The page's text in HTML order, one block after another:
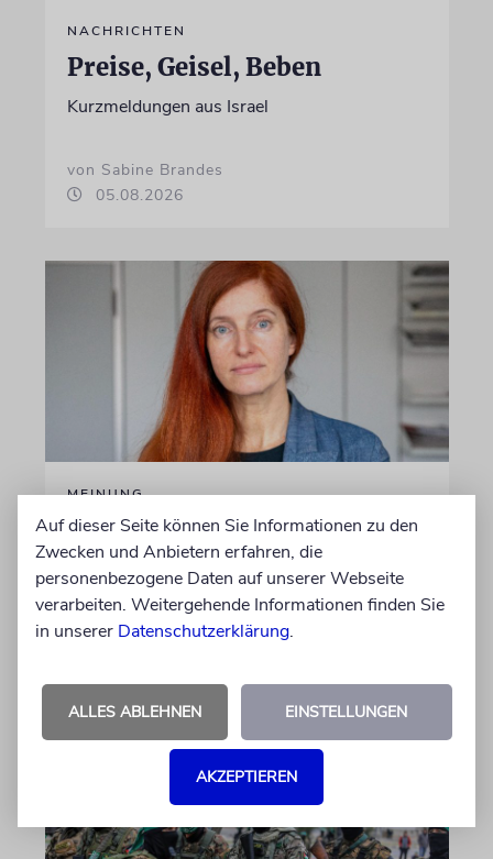
NACHRICHTEN
Preise, Geisel, Beben
Kurzmeldungen aus Israel
von Sabine Brandes
05.08.2026
MEINUNG
Danke, Boy George!
Wie die 80er-Jahre-Ikone gegen alle
Widerstände für Israel eintritt, verdient
unseren Dank
von Sophie Albers Ben Chamo
05.08.2026
Auf dieser Seite können Sie Informationen zu den
Zwecken und Anbietern erfahren, die
personenbezogene Daten auf unserer Webseite
verarbeiten. Weitergehende Informationen finden Sie
in unserer Datenschutzerklärung.
ALLES ABLEHNEN EINSTELLUNGEN
AKZEPTIEREN